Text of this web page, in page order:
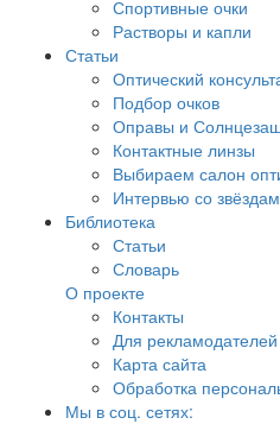
Спортивные очки
Растворы и капли
Статьи
Оптический
Подбор очков
Оправы и
Контактные линзы
Выбираем салон
Интервью со
Библиотека
Статьи
Словарь
О проекте
Контакты
Для рекламодателей
Карта сайта
Обработка
Мы в соц. сетях: